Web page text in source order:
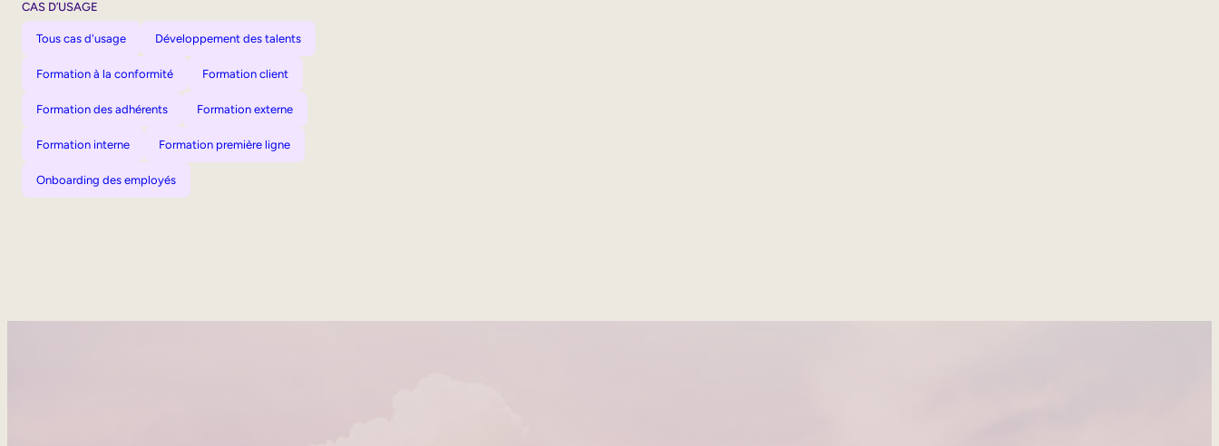
CAS D’USAGE
Tous cas d'usage Développement des talents
Formation à la conformité Formation client
Formation des adhérents Formation externe
Formation interne Formation première ligne
Onboarding des employés